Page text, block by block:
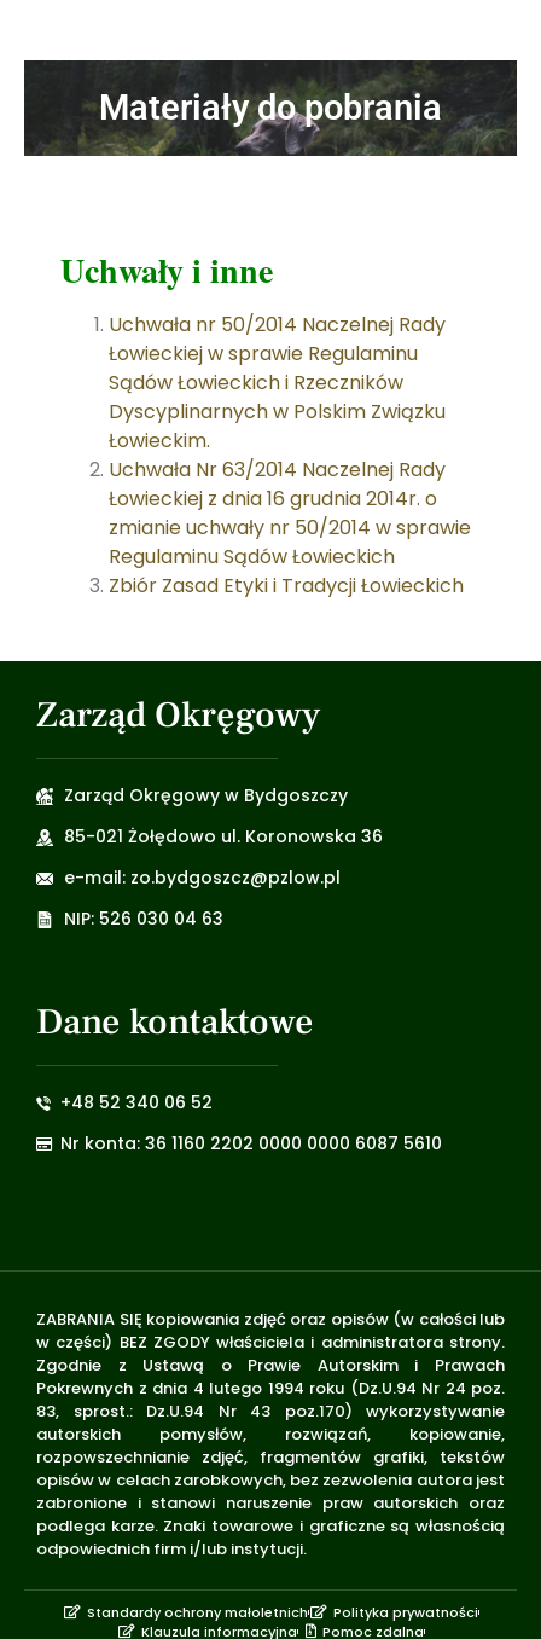
Materiały do pobrania
Uchwały i inne
Uchwała nr 50/2014 Naczelnej Rady
Łowieckiej w sprawie Regulaminu
Sądów Łowieckich i Rzeczników
Dyscyplinarnych w Polskim Związku
Łowieckim.
Uchwała Nr 63/2014 Naczelnej Rady
Łowieckiej z dnia 16 grudnia 2014r. o
zmianie uchwały nr 50/2014 w sprawie
Regulaminu Sądów Łowieckich
Zbiór Zasad Etyki i Tradycji Łowieckich
Zarząd Okręgowy
Zarząd Okręgowy w Bydgoszczy
85-021 Żołędowo ul. Koronowska 36
e-mail: zo.bydgoszcz@pzlow.pl
NIP: 526 030 04 63
Dane kontaktowe
+48 52 340 06 52
Nr konta: 36 1160 2202 0000 0000 6087 5610
ZABRANIA SIĘ kopiowania zdjęć oraz opisów (w całości lub
w części) BEZ ZGODY właściciela i administratora strony.
Zgodnie z Ustawą o Prawie Autorskim i Prawach
Pokrewnych z dnia 4 lutego 1994 roku (Dz.U.94 Nr 24 poz.
83, sprost.: Dz.U.94 Nr 43 poz.170) wykorzystywanie
autorskich pomysłów, rozwiązań, kopiowanie,
rozpowszechnianie zdjęć, fragmentów grafiki, tekstów
opisów w celach zarobkowych, bez zezwolenia autora jest
zabronione i stanowi naruszenie praw autorskich oraz
podlega karze. Znaki towarowe i graficzne są własnością
odpowiednich firm i/lub instytucji.
Standardy ochrony małoletnich
Polityka prywatności
Klauzula informacyjna
Pomoc zdalna